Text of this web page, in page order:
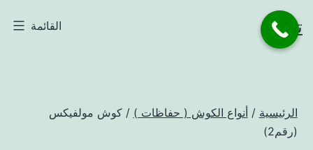
التخطي
إلىتاجر القائمة
الرئيسية /أنواع الكوش ( حفاظات ) / كوش مولفيكس
(رقم2)